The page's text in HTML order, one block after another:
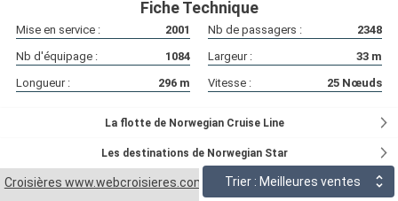
Trier : Meilleures ventes
Fiche Technique
Mise en service : 2001 Nb de passagers :
2348
Nb d'équipage :
1084 Largeur : 33 m
Longueur :
296 m Vitesse : 25 Nœuds
La flotte de Norwegian Cruise Line
Les destinations de Norwegian Star
Croisières www.webcroisieres.com
Armateurs